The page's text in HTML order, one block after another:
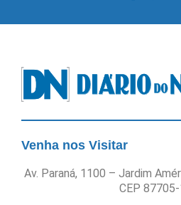
Venha nos Visitar
Av. Paraná, 1100 – Jardim
CEP